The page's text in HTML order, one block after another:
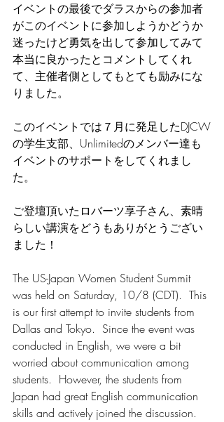
イベントの最後でダラスからの参加者
がこのイベントに参加しようかどうか
迷ったけど勇気を出して参加してみて
本当に良かったとコメントしてくれ
て、主催者側としてもとても励みにな
りました。
このイベントでは７月に発足したDJCW
の学生支部、Unlimitedのメンバー達も
イベントのサポートをしてくれまし
た。
ご登壇頂いたロバーツ享子さん、素晴
らしい講演をどうもありがとうござい
ました！
The US-Japan Women Student Summit
was held on Saturday, 10/8 (CDT).  This
is our first attempt to invite students from
Dallas and Tokyo.  Since the event was
conducted in English, we were a bit
worried about communication among
students.  However, the students from
Japan had great English communication
skills and actively joined the discussion.